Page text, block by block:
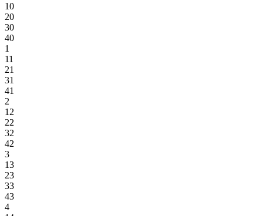
10
20
30
40
1
11
21
31
41
2
12
22
32
42
3
13
23
33
43
4